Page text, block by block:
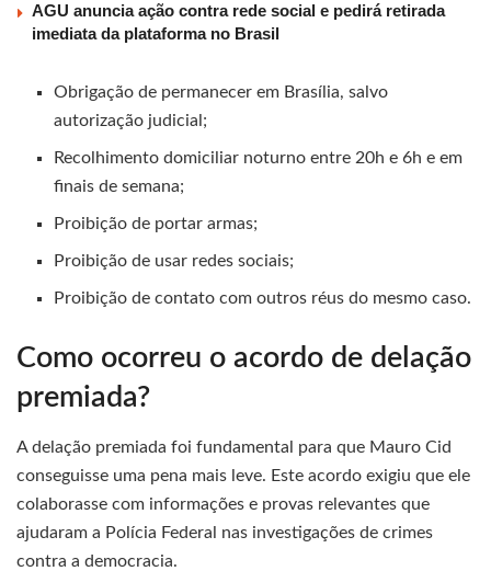
AGU anuncia ação contra rede social e pedirá retirada
imediata da plataforma no Brasil
Obrigação de permanecer em Brasília, salvo
autorização judicial;
Recolhimento domiciliar noturno entre 20h e 6h e em
finais de semana;
Proibição de portar armas;
Proibição de usar redes sociais;
Proibição de contato com outros réus do mesmo caso.
Como ocorreu o acordo de delação
premiada?
A delação premiada foi fundamental para que Mauro Cid
conseguisse uma pena mais leve. Este acordo exigiu que ele
colaborasse com informações e provas relevantes que
ajudaram a Polícia Federal nas investigações de crimes
contra a democracia.